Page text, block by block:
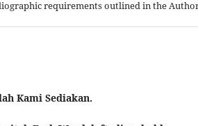
requirements outlined in the
Kami Sediakan.